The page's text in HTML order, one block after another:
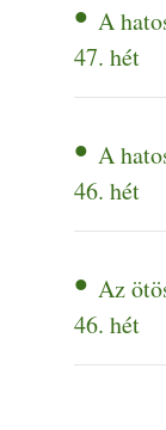
A
47. hét
A
46. hét
Az
46. hét